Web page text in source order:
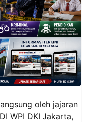
oleh jajaran
WPI DKI Jakarta,